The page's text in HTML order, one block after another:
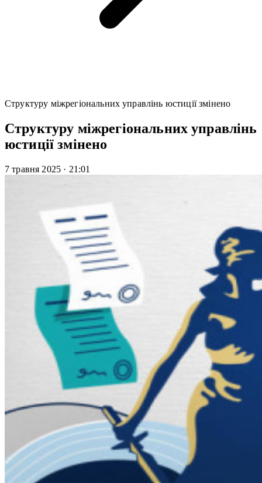
Структуру міжрегіональних управлінь юстиції змінено
Структуру міжрегіональних управлінь
юстиції змінено
7 травня 2025 · 21:01